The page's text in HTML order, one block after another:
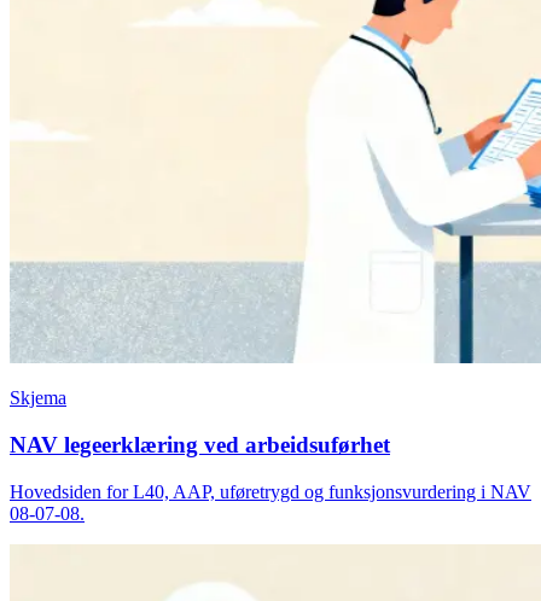
Skjema
NAV legeerklæring ved arbeidsuførhet
Hovedsiden for L40, AAP, uføretrygd og funksjonsvurdering i NAV
08-07-08.